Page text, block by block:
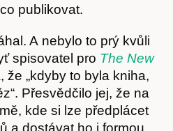
publikovat.
A nebylo to prý kvůli
spisovatel pro The New
že „kdyby to byla kniha,
Přesvědčilo jej, že na
kde si lze předplácet
a dostávat ho i formou